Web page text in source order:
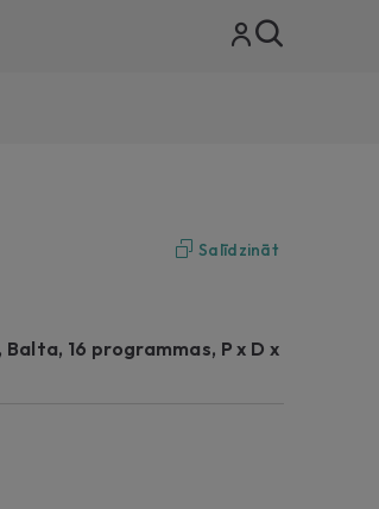
Salīdzināt
16 programmas, P x D x